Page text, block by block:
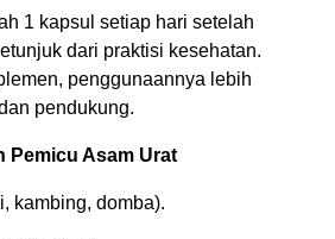
1 kapsul setiap hari setelah
dari praktisi kesehatan.
penggunaannya lebih
pendukung.
Pemicu Asam Urat
kambing, domba).